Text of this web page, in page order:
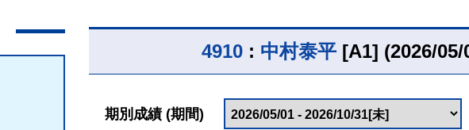
4910 : 中村泰平 [A1] (2026/05/
期別成績 (期間)